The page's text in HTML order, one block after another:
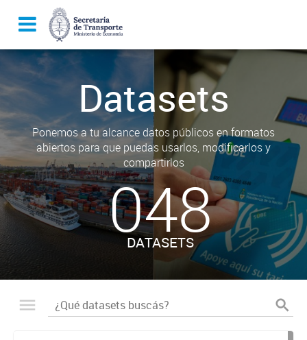
Datasets
Ponemos a tu alcance datos públicos en formatos
abiertos para que puedas usarlos, modificarlos y
compartirlos
048
DATASETS